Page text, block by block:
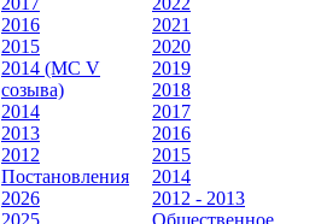
2016
2015
2014 (МС V
созыва)
2014
2013
2012
Постановления
2026
2025
2021
2020
2019
2018
2017
2016
2015
2014
2012 - 2013
Общественное